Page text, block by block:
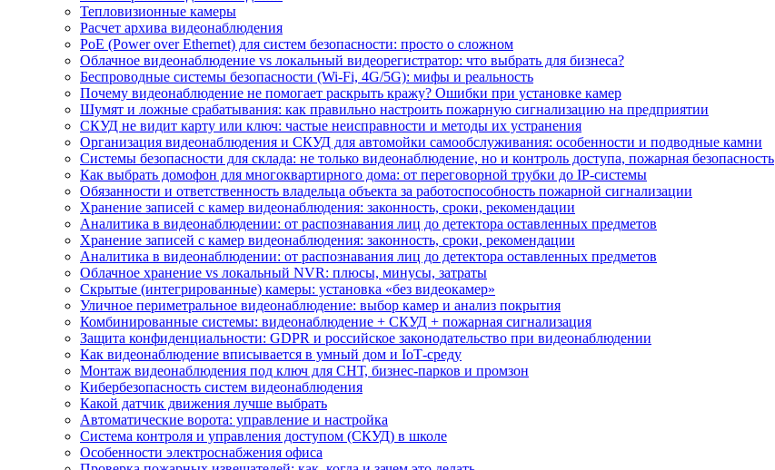
Тепловизионные камеры
Расчет архива видеонаблюдения
PoE (Power over Ethernet) для систем безопасности: просто о сложном
Облачное видеонаблюдение vs локальный видеорегистратор: что выбрать для бизнеса?
Беспроводные системы безопасности (Wi-Fi, 4G/5G): мифы и реальность
Почему видеонаблюдение не помогает раскрыть кражу? Ошибки при установке камер
Шумят и ложные срабатывания: как правильно настроить пожарную сигнализацию на предприятии
СКУД не видит карту или ключ: частые неисправности и методы их устранения
Организация видеонаблюдения и СКУД для автомойки самообслуживания: особенности и подводные камни
Системы безопасности для склада: не только видеонаблюдение, но и контроль доступа, пожарная безопасность
Как выбрать домофон для многоквартирного дома: от переговорной трубки до IP-системы
Обязанности и ответственность владельца объекта за работоспособность пожарной сигнализации
Хранение записей с камер видеонаблюдения: законность, сроки, рекомендации
Аналитика в видеонаблюдении: от распознавания лиц до детектора оставленных предметов
Хранение записей с камер видеонаблюдения: законность, сроки, рекомендации
Аналитика в видеонаблюдении: от распознавания лиц до детектора оставленных предметов
Облачное хранение vs локальный NVR: плюсы, минусы, затраты
Скрытые (интегрированные) камеры: установка «без видеокамер»
Уличное периметральное видеонаблюдение: выбор камер и анализ покрытия
Комбинированные системы: видеонаблюдение + СКУД + пожарная сигнализация
Защита конфиденциальности: GDPR и российское законодательство при видеонаблюдении
Как видеонаблюдение вписывается в умный дом и IoT‑среду
Монтаж видеонаблюдения под ключ для СНТ, бизнес‑парков и промзон
Кибербезопасность систем видеонаблюдения
Какой датчик движения лучше выбрать
Автоматические ворота: управление и настройка
Система контроля и управления доступом (СКУД) в школе
Особенности электроснабжения офиса